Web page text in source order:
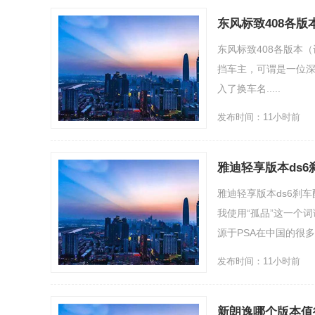
东风标致408各版
东风标致408各版本
挡车主，可谓是一位
入了换车名.....
发布时间：11小时前
雅迪轻享版本ds6
雅迪轻享版本ds6刹
我使用“孤品”这一个
源于PSA在中国的很
发布时间：11小时前
新朗逸哪个版本